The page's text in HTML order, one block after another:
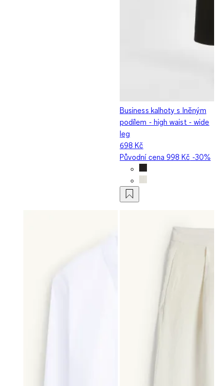
Business kalhoty s lněným
podílem - high waist - wide
leg
698 Kč
Původní cena998 Kč -30%